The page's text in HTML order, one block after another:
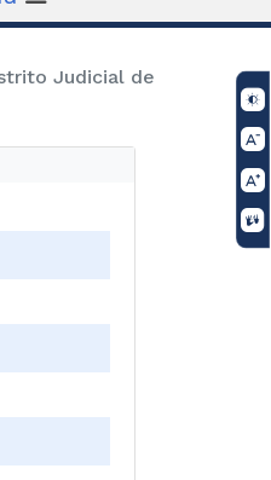
Judicial de